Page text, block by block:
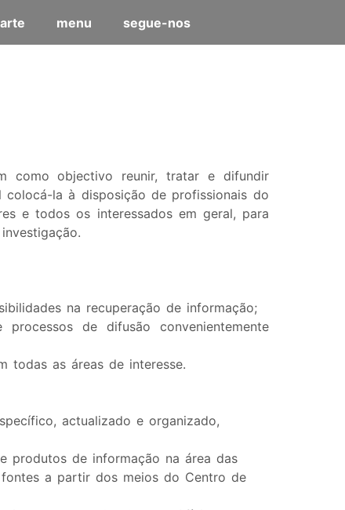
menu segue-nos
como objectivo reunir, tratar e difundir
la à disposição de profissionais do
e todos os interessados em geral, para
na recuperação de informação;
de difusão convenientemente
todas as áreas de interesse.
actualizado e organizado,
produtos de informação na área das
a partir dos meios do Centro de